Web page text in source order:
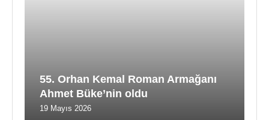
55. Orhan Kemal Roman Armağanı
Ahmet Büke’nin oldu
19 Mayıs 2026